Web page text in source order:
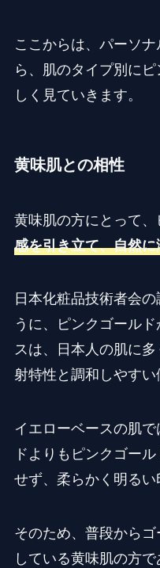
ここからは、パーソ
ら、肌のタイプ別に
しく見ていきます。
黄味肌との相性
黄味肌の方にとって
感を引き立て、自然
日本化粧品技術者会
うに、ピンクゴール
スは、日本人の肌に
射特性と調和しやすい
イエローベースの肌
ドよりもピンクゴー
せず、柔らかく明るい
そのため、普段から
している黄味肌の方